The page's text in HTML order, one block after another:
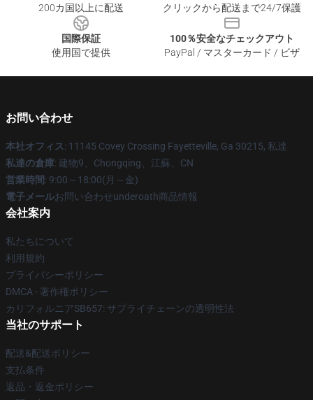
200カ国以上に配送
クリックから配送まで24/7保護
国際保証
使用国で提供
100％安全なチェックアウト
PayPal / マスターカード / ビザ
お問い合わせ
本社オフィス: 11145 Covey Crossing Fayetteville, Ga 30215, 私達
私達の倉庫: 建物9、Chongqing、江蘇、CN
営業時間: 9:00～18:00(月～金)
電子メールお問い合わせunderoath商品情報
会社案内
私たちについて
利用規約
プライバシーポリシー
DMCA - 著作権ポリシー
カリフォルニアSB657: サプライチェーンの透明性法
当社のサポート
配送&配送ポリシー
支払条件
返品・返金ポリシー